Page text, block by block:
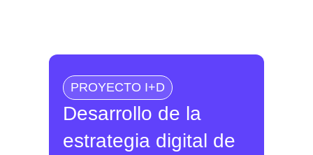
PROYECTO I+D
Desarrollo de la
estrategia digital de